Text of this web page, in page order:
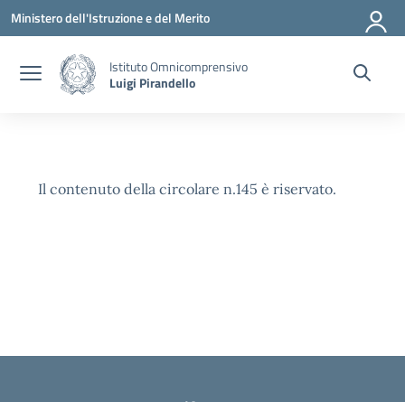
Vai ai contenuti
Vai al menu di navigazione
Vai al footer
Ministero dell'Istruzione e del Merito
Istituto Omnicomprensivo
Luigi Pirandello
Il contenuto della circolare n.145 è riservato.